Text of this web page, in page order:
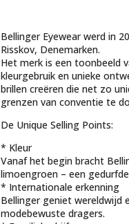
Bellinger Eyewear werd in
Risskov, Denemarken.
Het merk is een toonbeeld
kleurgebruik en unieke
brillen creëren die net zo
grenzen van conventie te
De Unique Selling Points:
* Kleur
Vanaf het begin bracht
limoengroen – een
* Internationale erkenning
Bellinger geniet wereldwijd
modebewuste dragers.